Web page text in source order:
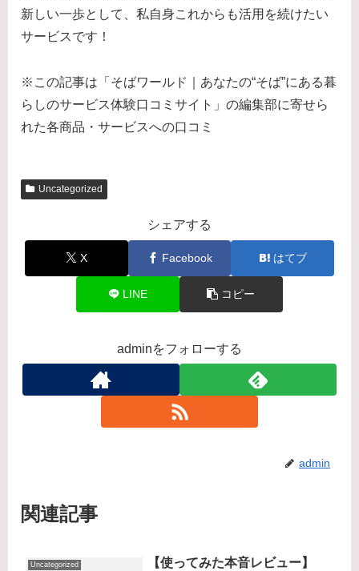
新しい一歩として、私自身これからも活用を続けたい
サービスです！
※この記事は「そばワールド｜あなたの“そば”にある暮
らしのサービス体験口コミサイト」の編集部に寄せら
れた各商品・サービスへの口コミ
Uncategorized
シェアする
X Facebook はてブ
LINE コピー
adminをフォローする
admin
関連記事
Uncategorized
【使ってみた本音レビュー】